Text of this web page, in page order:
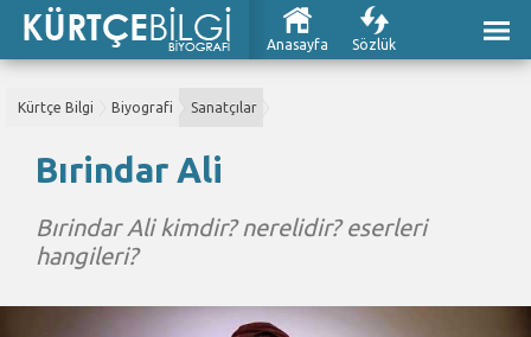
Anasayfa Sözlük
Kürtçe Bilgi Biyografi Sanatçılar
Bırindar Ali
Bırindar Ali kimdir? nerelidir? eserleri
hangileri?